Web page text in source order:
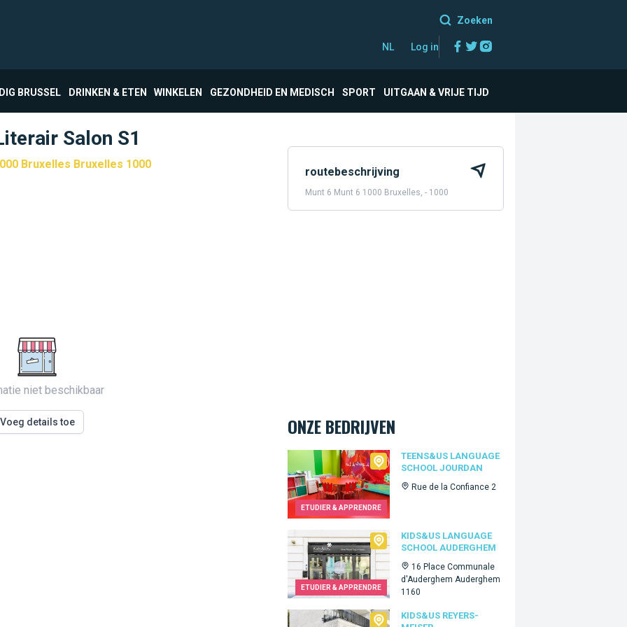
Zoeken
NL Log in Facebook
Twitter
BRUSSEL DRINKEN & ETEN WINKELEN GEZONDHEID EN MEDISCH SPORT UITGAAN & VRIJE TIJD
Salon S1
Bruxelles Bruxelles 1000
niet beschikbaar
Voeg details toe
routebeschrijving
Munt 6 Munt 6 1000 Bruxelles, - 1000
ONZE BEDRIJVEN
ETUDIER & APPRENDRE
TEENS&US LANGUAGE
SCHOOL JOURDAN
Rue de la Confiance 2
Teens&Us language school Jourdan
ETUDIER & APPRENDRE
KIDS&US LANGUAGE
SCHOOL AUDERGHEM
16 Place Communale
d'Auderghem Auderghem
1160
Kids&Us language school Auderghem
KIDS&US REYERS-
Kids&Us Reyers-Meiser